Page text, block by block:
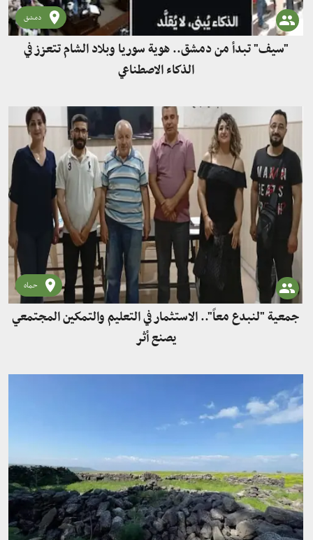
دمشق
"سيف" تبدأ من دمشق.. هوية سوريا وبلاد الشام تتعزز في
الذكاء الاصطناعي
حماه
جمعية "لنبدع معاً".. الاستثمار في التعليم والتمكين المجتمعي
يصنع أثر